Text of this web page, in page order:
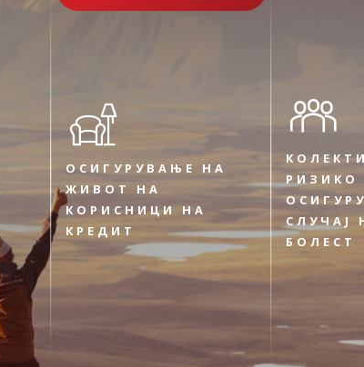
ОСИГУРУВАЊЕ НА
ЖИВОТ НА
КОРИСНИЦИ НА
КРЕДИТ
РИЗИКО
СЛУЧАЈ
БОЛЕСТ